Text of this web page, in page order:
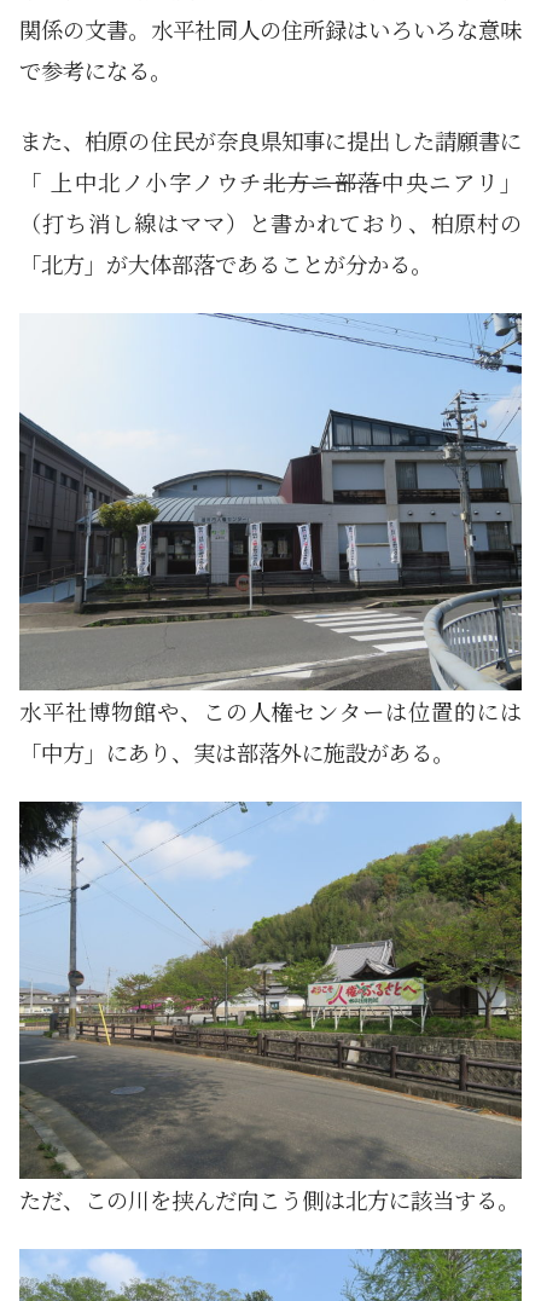
関係の文書。水平社同人の住所録はいろいろな意味
で参考になる。
また、柏原の住民が奈良県知事に提出した請願書に
「 上中北ノ小字ノウチ北方ニ部落中央ニアリ」
（打ち消し線はママ）と書かれており、柏原村の
「北方」が大体部落であることが分かる。
水平社博物館や、この人権センターは位置的には
「中方」にあり、実は部落外に施設がある。
ただ、この川を挟んだ向こう側は北方に該当する。